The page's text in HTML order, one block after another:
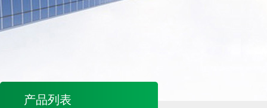
产品列表